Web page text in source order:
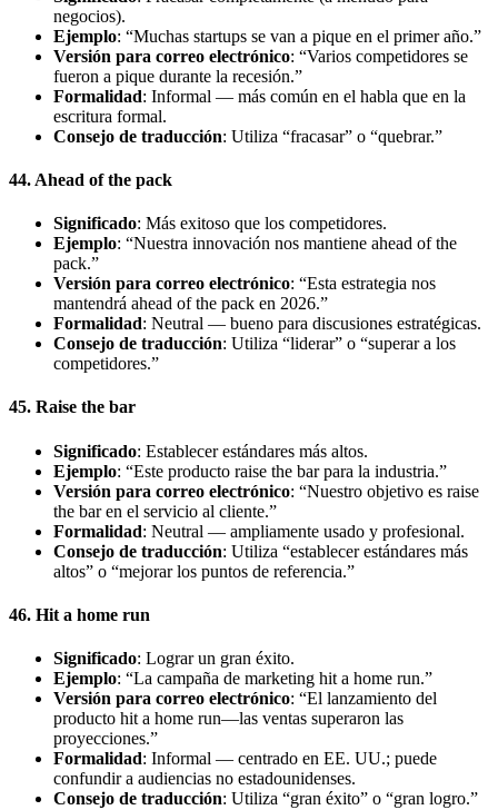
negocios).
Ejemplo: “Muchas startups se van a pique en el primer año.”
Versión para correo electrónico: “Varios competidores se
fueron a pique durante la recesión.”
Formalidad: Informal — más común en el habla que en la
escritura formal.
Consejo de traducción: Utiliza “fracasar” o “quebrar.”
44. Ahead of the pack
Significado: Más exitoso que los competidores.
Ejemplo: “Nuestra innovación nos mantiene ahead of the
pack.”
Versión para correo electrónico: “Esta estrategia nos
mantendrá ahead of the pack en 2026.”
Formalidad: Neutral — bueno para discusiones estratégicas.
Consejo de traducción: Utiliza “liderar” o “superar a los
competidores.”
45. Raise the bar
Significado: Establecer estándares más altos.
Ejemplo: “Este producto raise the bar para la industria.”
Versión para correo electrónico: “Nuestro objetivo es raise
the bar en el servicio al cliente.”
Formalidad: Neutral — ampliamente usado y profesional.
Consejo de traducción: Utiliza “establecer estándares más
altos” o “mejorar los puntos de referencia.”
46. Hit a home run
Significado: Lograr un gran éxito.
Ejemplo: “La campaña de marketing hit a home run.”
Versión para correo electrónico: “El lanzamiento del
producto hit a home run—las ventas superaron las
proyecciones.”
Formalidad: Informal — centrado en EE. UU.; puede
confundir a audiencias no estadounidenses.
Consejo de traducción: Utiliza “gran éxito” o “gran logro.”